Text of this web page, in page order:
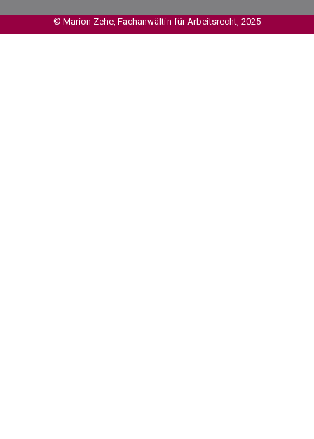
© Marion Zehe, Fachanwältin für Arbeitsrecht, 2025